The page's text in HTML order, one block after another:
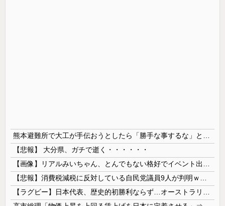
【悲報】 大分県、ガチで逝く・・・・・・